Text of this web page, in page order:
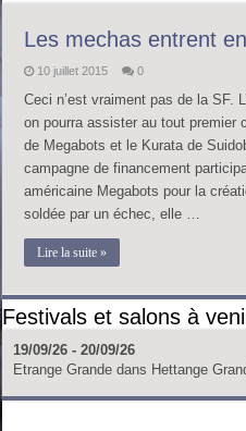
Les mechas entrent
10 juillet 2015 0
Ceci n’est vraiment pas de la SF.
on pourra assister au tout premier
de Megabots et le Kurata de
campagne de financement
américaine Megabots pour la
soldée par un échec, elle …
Lire la suite »
Festivals et salons à
19/09/26 - 20/09/26
Etrange Grande dans Hettange